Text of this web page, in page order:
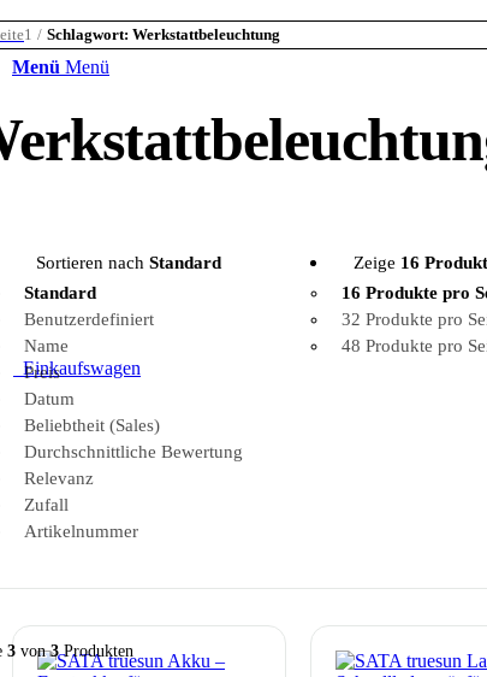
Menü Menü
Einkaufswagen
1 / Schlagwort: Werkstattbeleuchtung
Sortieren nach Standard
Standard
Benutzerdefiniert
Name
Preis
Datum
Beliebtheit (Sales)
Durchschnittliche Bewertung
Relevanz
Zufall
Artikelnummer
Zeige 16
16 Produkte pro
32 Produkte pro
48 Produkte pro
3 von3Produkten